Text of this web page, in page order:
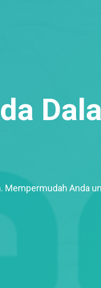
Mempermudah Anda